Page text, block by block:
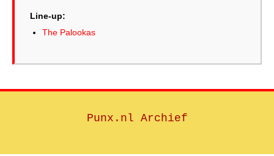
Line-up:
The Palookas
Punx.nl Archief